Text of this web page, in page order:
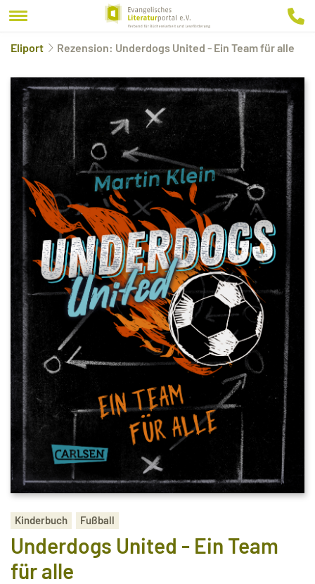
Eliport Rezension: Underdogs United - Ein Team für alle
Kinderbuch Fußball
Underdogs United - Ein Team
für alle